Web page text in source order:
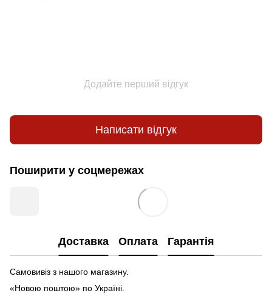
Додайте перший відгук
Написати відгук
Поширити у соцмережах
Доставка Оплата Гарантія
Самовивіз з нашого магазину.
«Новою поштою» по Україні.